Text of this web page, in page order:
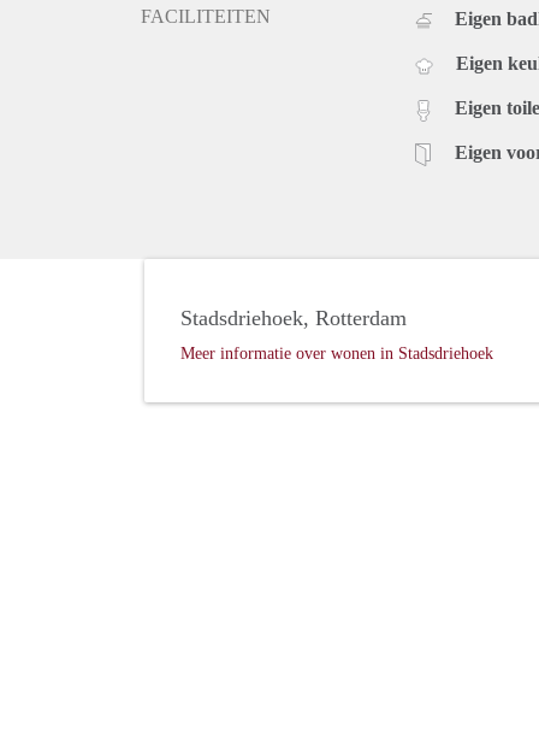
Balkon: 6,20m x 2,41m
Aan deze tekst en advertentie kunnen geen rechten
FACILITEITEN Eigen
Eigen
Eigen
Eigen
Stadsdriehoek, Rotterdam
Meer informatie over wonen in Stadsdriehoek